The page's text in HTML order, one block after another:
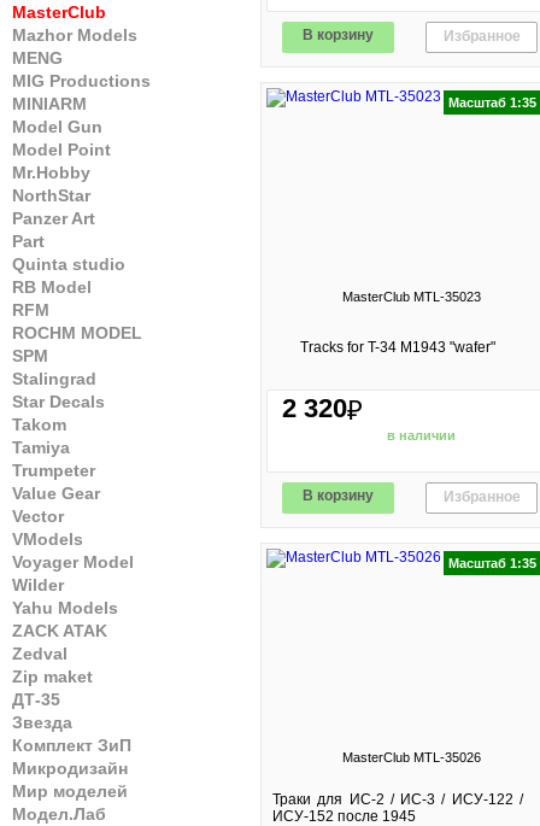
MasterClub
Mazhor Models
MENG
MIG Productions
MINIARM
Model Gun
Model Point
Mr.Hobby
NorthStar
Panzer Art
Part
Quinta studio
RB Model
RFM
ROCHM MODEL
SPM
Stalingrad
Star Decals
Takom
Tamiya
Trumpeter
Value Gear
Vector
VModels
Voyager Model
Wilder
Yahu Models
ZACK ATAK
Zedval
Zip maket
ДТ-35
Звезда
Комплект ЗиП
Микродизайн
Мир моделей
Модел.Лаб
В корзину Избранное
Масштаб 1:35
MasterClub MTL-35023
Tracks for T-34 M1943 "wafer"
2 320₽
в наличии
В корзину Избранное
Масштаб 1:35
MasterClub MTL-35026
Траки для ИС-2 / ИС-3 / ИСУ-122 /
ИСУ-152 после 1945